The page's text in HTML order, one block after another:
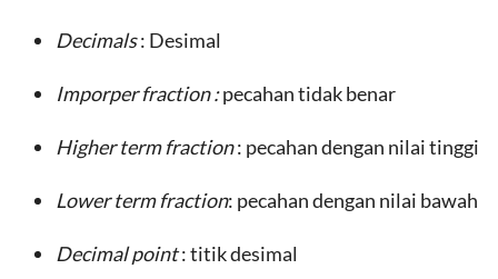
Decimals: Desimal
Imporper fraction :pecahan tidak benar
Higher term fraction: pecahan dengan nilai tinggi
Lower term fraction: pecahan dengan nilai bawah
Decimal point: titik desimal